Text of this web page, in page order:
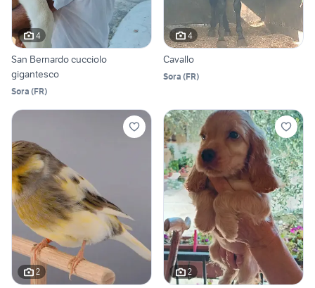
4
San Bernardo cucciolo
gigantesco
Sora (FR)
4
Cavallo
Sora (FR)
2 2